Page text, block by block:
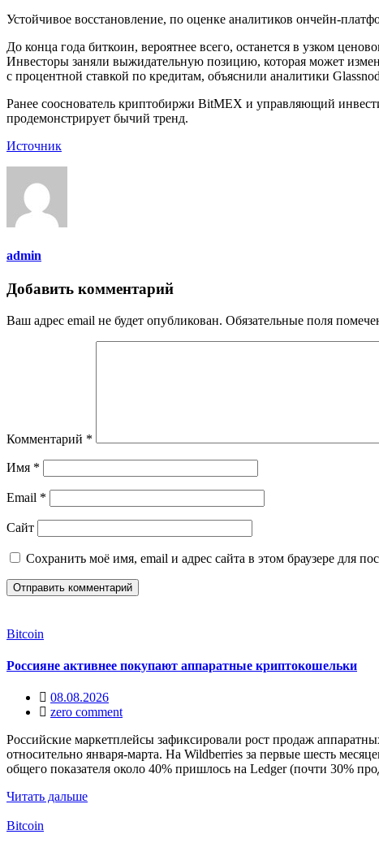
Устойчивое восстановление, по оценке аналитиков ончейн-
До конца года биткоин, вероятнее всего, останется в узком
Инвесторы заняли выжидательную позицию, которая может
с процентной ставкой по кредитам, объяснили аналитики
Ранее сооснователь криптобиржи BitMEX и управляющий
продемонстрирует бычий тренд.
Источник
admin
Добавить комментарий
Ваш адрес email не будет опубликован. Обязательные поля
Комментарий *
Имя *
Email *
Сайт
Сохранить моё имя, email и адрес сайта в этом браузере для
Bitcoin
Россияне активнее покупают аппаратные криптокошельки
08.08.2026
zero comment
Российские маркетплейсы зафиксировали рост продаж
относительно января-марта. На Wildberries за первые шесть
общего показателя около 40% пришлось на Ledger (почти 30%
Читать дальше
Bitcoin